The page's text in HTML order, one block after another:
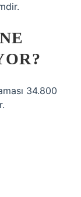
34.800